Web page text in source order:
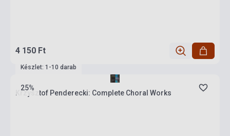
4 150 Ft
25%
Készlet: 1-10 darab
Krzysztof Penderecki: Complete Choral Works